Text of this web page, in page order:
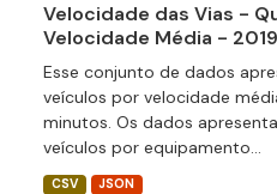
Velocidade das Vias -
Velocidade Média - 2019
Esse conjunto de dados
veículos por velocidade
minutos. Os dados
veículos por equipamento...
CSV JSON